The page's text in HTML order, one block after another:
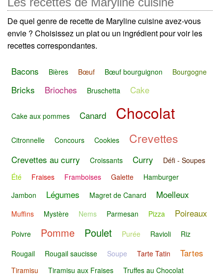
De quel genre de recette de Maryline cuisine avez-vous
envie ? Choisissez un plat ou un ingrédient pour voir les
recettes correspondantes.
Bacons Bières Bœuf Bœuf bourguignon Bourgogne
Bricks Brioches Bruschetta Cake
Cake aux pommes Canard Chocolat
Citronnelle Concours Cookies Crevettes
Crevettes au curry Croissants Curry
Défi - Soupes
Été
Fraises Framboises Galette
Hamburger
Jambon
Légumes Magret de Canard Moelleux
Muffins Mystère Nems Parmesan Pizza Poireaux
Poivre Pomme Poulet Purée Ravioli
Riz
Rougail
Rougail saucisse Soupe Tarte Tatin Tartes
Tiramisu Tiramisu aux Fraises Truffes au Chocolat